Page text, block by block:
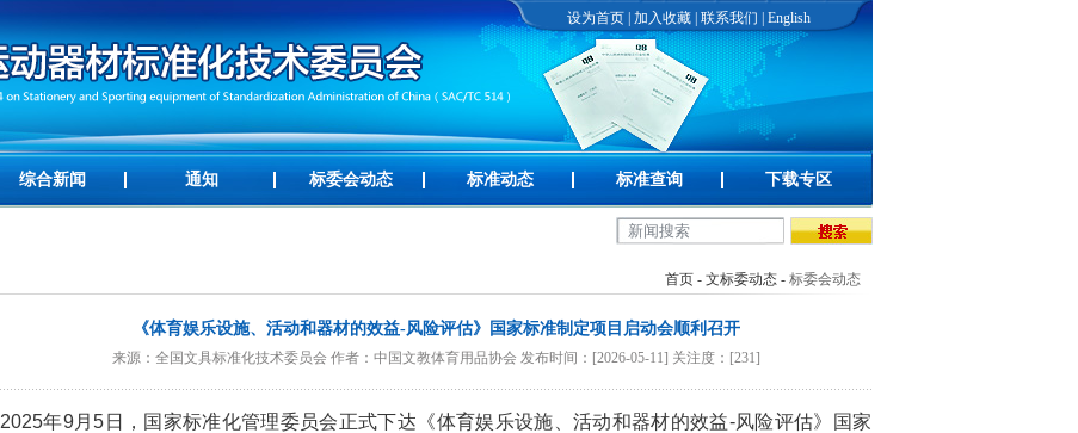
设为首页| 加入收藏| 联系我们 English
综合新闻 通知 标委会动态 标准动态 标准查询 下载专区
首页 - 文标委动态 - 标委会动态
《体育娱乐设施、活动和器材的效益-风险评估》国家标准制定项目启动会顺利召开
来源：全国文具标准化技术委员会 作者：中国文教体育用品协会 发布时间：[2026-05-11] 关注度：[231]
2025年9月5日，国家标准化管理委员会正式下达《体育娱乐设施、活动和器材的效益-风险评估》国家